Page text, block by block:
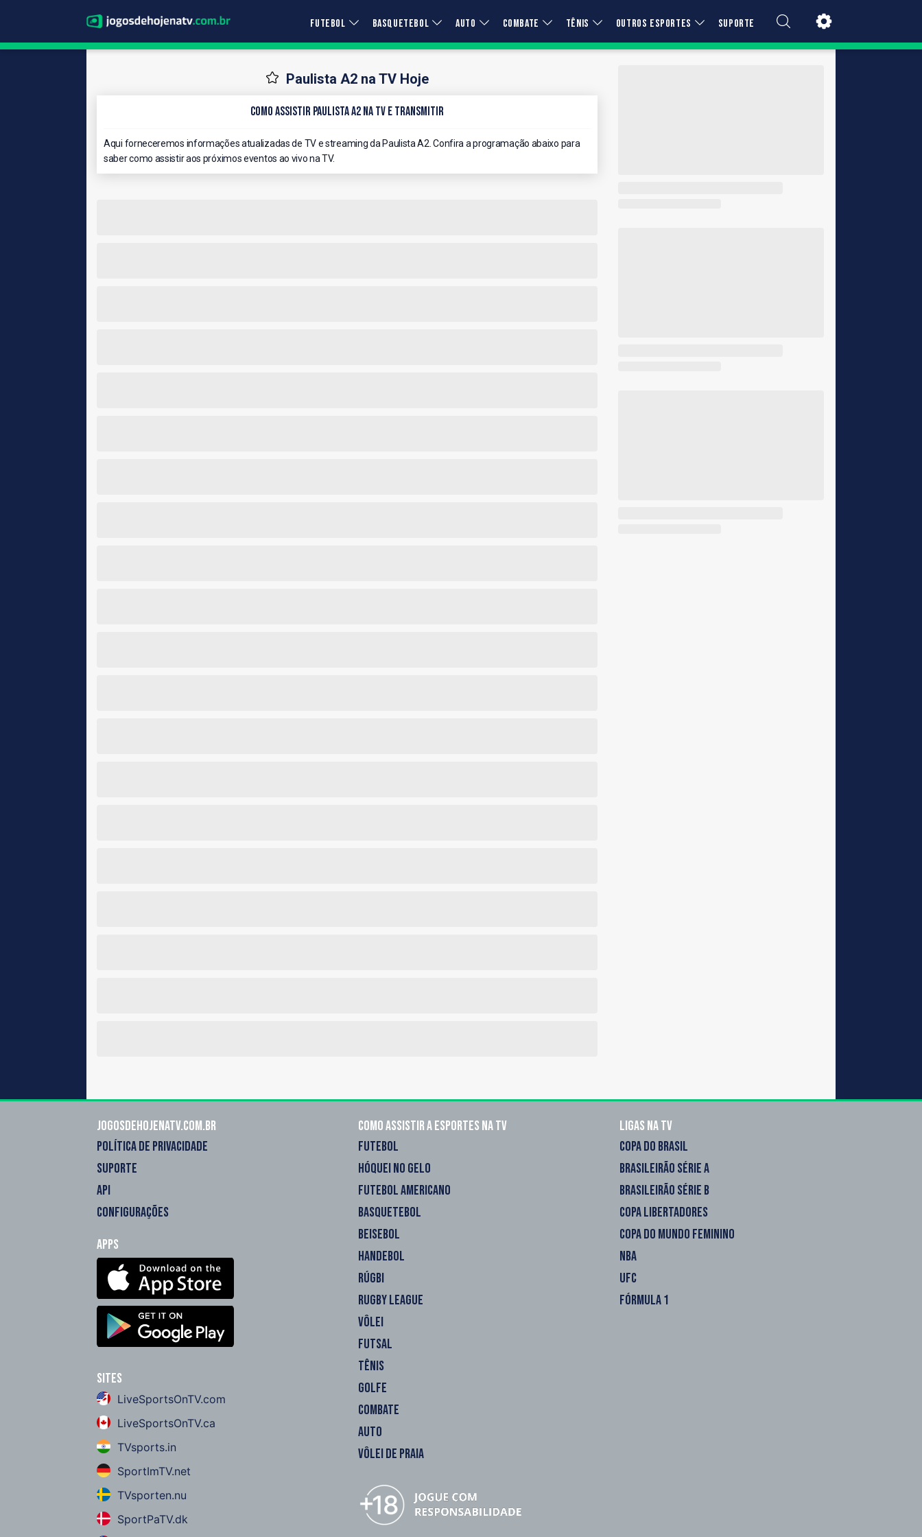
FUTEBOL BASQUETEBOL AUTO COMBATE TÊNIS OUTROS ESPORTES SUPORTE
Paulista A2 na TV Hoje
Como Assistir Paulista A2 na TV e Transmitir
Aqui forneceremos informações atualizadas de TV e streaming da Paulista A2. Confira a programação abaixo para
saber como assistir aos próximos eventos ao vivo na TV.
Jogosdehojenatv.com.br
POLÍTICA DE PRIVACIDADE
SUPORTE
API
CONFIGURAÇÕES
Apps
Sites
LiveSportsOnTV.com
LiveSportsOnTV.ca
TVsports.in
SportImTV.net
TVsporten.nu
SportPaTV.dk
Como assistir a esportes na TV
FUTEBOL
HÓQUEI NO GELO
FUTEBOL AMERICANO
BASQUETEBOL
BEISEBOL
HANDEBOL
RÚGBI
RUGBY LEAGUE
VÔLEI
FUTSAL
TÊNIS
GOLFE
COMBATE
AUTO
VÔLEI DE PRAIA
Ligas na TV
COPA DO BRASIL
BRASILEIRÃO SÉRIE A
BRASILEIRÃO SÉRIE B
COPA LIBERTADORES
COPA DO MUNDO FEMININO
NBA
UFC
FÓRMULA 1